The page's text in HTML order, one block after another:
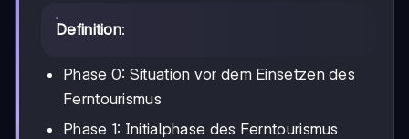
Definition:
Phase 0: Situation vor dem Einsetzen des
Ferntourismus
Phase 1: Initialphase des Ferntourismus